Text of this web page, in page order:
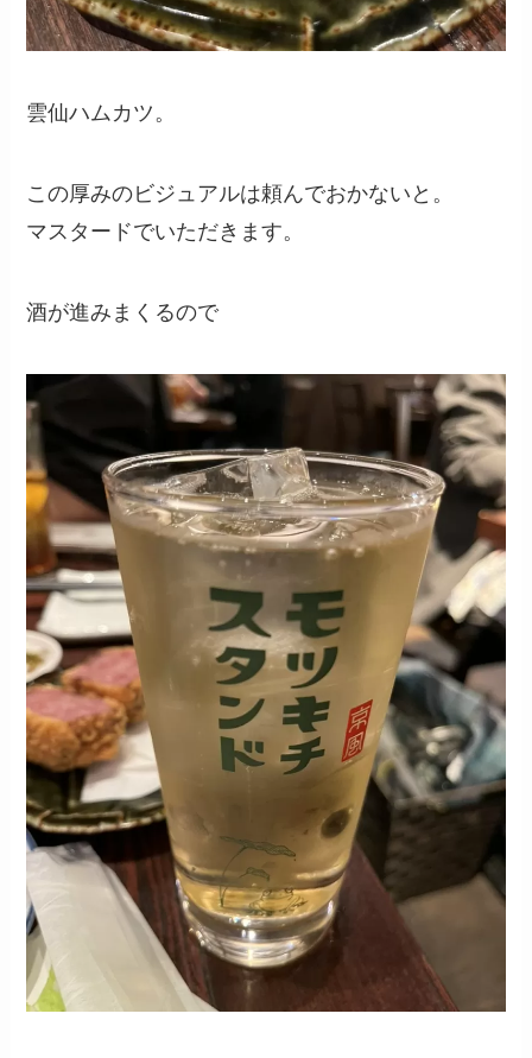
雲仙ハムカツ。
この厚みのビジュアルは頼んでおかないと。
マスタードでいただきます。
酒が進みまくるので